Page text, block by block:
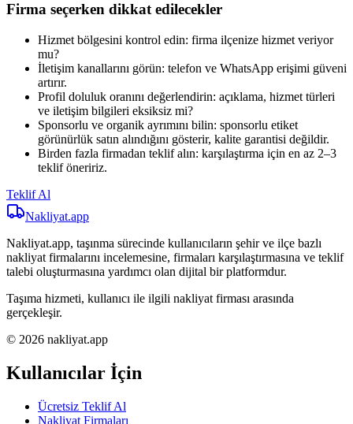
Firma seçerken dikkat edilecekler
Hizmet bölgesini kontrol edin: firma ilçenize hizmet veriyor
mu?
İletişim kanallarını görün: telefon ve WhatsApp erişimi güveni
artırır.
Profil doluluk oranını değerlendirin: açıklama, hizmet türleri
ve iletişim bilgileri eksiksiz mi?
Sponsorlu ve organik ayrımını bilin: sponsorlu etiket
görünürlük satın alındığını gösterir, kalite garantisi değildir.
Birden fazla firmadan teklif alın: karşılaştırma için en az 2–3
teklif öneririz.
Teklif Al
Nakliyat.app
Nakliyat.app, taşınma sürecinde kullanıcıların şehir ve ilçe bazlı
nakliyat firmalarını incelemesine, firmaları karşılaştırmasına ve teklif
talebi oluşturmasına yardımcı olan dijital bir platformdur.
Taşıma hizmeti, kullanıcı ile ilgili nakliyat firması arasında
gerçekleşir.
© 2026 nakliyat.app
Kullanıcılar İçin
Ücretsiz Teklif Al
Nakliyat Firmaları